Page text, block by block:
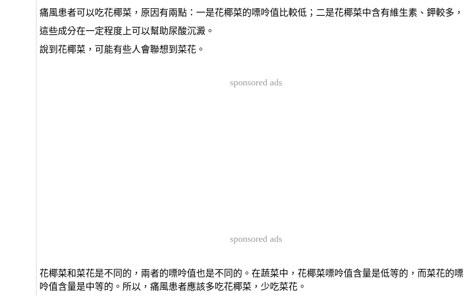
痛風患者可以吃花椰菜， 原因有兩點：一是花椰菜的嘌呤值比較低；二是花椰菜中含有維生素、鉀較多，
這些成分在一定程度上可以幫助尿酸沉澱。
說到花椰菜，可能有些人會聯想到菜花。
sponsored ads
sponsored ads
花椰菜和菜花是不同的，兩者的嘌呤值也是不同的。在蔬菜中，花椰菜嘌呤值含量是低等的，而菜花的嘌
呤值含量是中等的。所以，痛風患者應該多吃花椰菜，少吃菜花。